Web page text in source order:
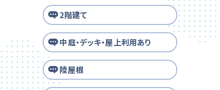
2階建て
中庭・デッキ・屋上利用あり
陸屋根